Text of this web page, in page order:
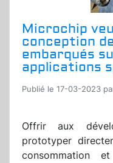
Microchip
conception
embarqués
applications
Publié le 17-03-2023
Offrir aux
prototyper
consommation